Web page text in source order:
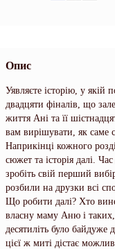
Опис
Уявляєте історію, у якій
двадцяти фіналів, що
життя Ані та її
вам вирішувати, як саме
Наприкінці кожного
сюжет та історія далі.
зробіть свій перший
розбили на друзки всі
Що робити далі? Хто
власну маму Аню і
десятиліть було байдуже
цієї ж миті дістає